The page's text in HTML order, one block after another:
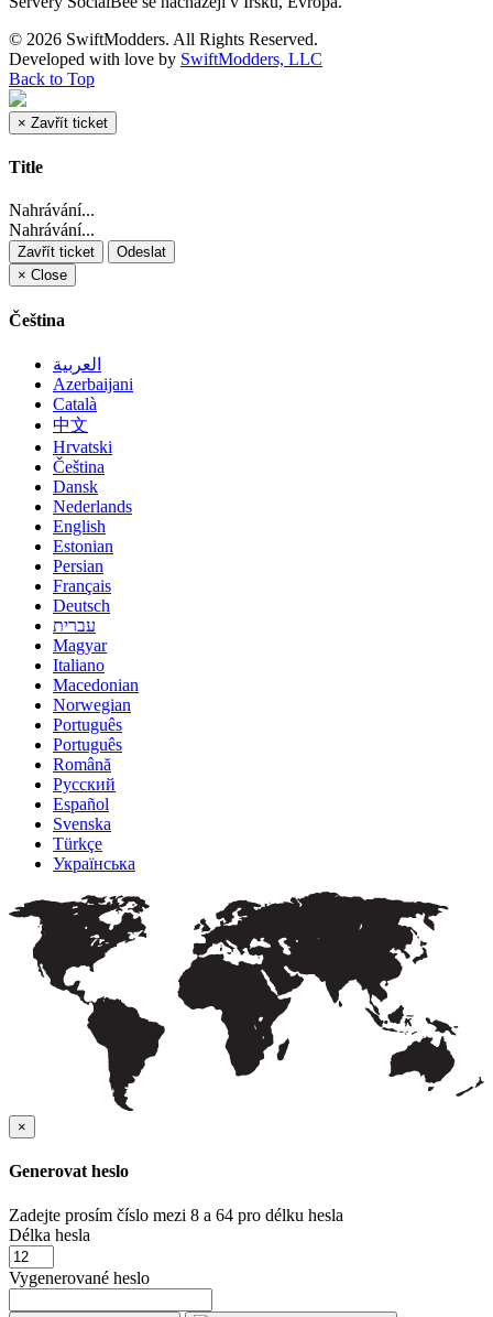
© 2026 SwiftModders. All Rights Reserved.
Developed with love by SwiftModders, LLC
Back to Top
× Zavřít ticket
Title
Nahrávání...
Nahrávání...
Zavřít ticket
Odeslat
× Close
Čeština
العربية
Azerbaijani
Català
中文
Hrvatski
Čeština
Dansk
Nederlands
English
Estonian
Persian
Français
Deutsch
עברית
Magyar
Italiano
Macedonian
Norwegian
Português
Português
Română
Русский
Español
Svenska
Türkçe
Українська
×
Generovat heslo
Zadejte prosím číslo mezi 8 a 64 pro délku hesla
Délka hesla
Vygenerované heslo